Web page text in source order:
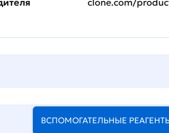
clone.com/
ВСПОМОГАТЕЛЬНЫЕ